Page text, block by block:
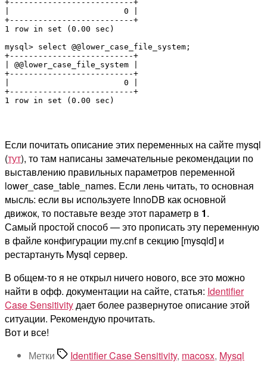
+--------------------------+
|                        0 |
+--------------------------+
1 row in set (0.00 sec)
mysql> select @@lower_case_file_system;
+--------------------------+
| @@lower_case_file_system |
+--------------------------+
|                        0 |
+--------------------------+
1 row in set (0.00 sec)
Если почитать описание этих переменных на сайте mysql
(тут), то там написаны замечательные рекомендации по
выставлению правильных параметров переменной
lower_case_table_names. Если лень читать, то основная
мысль: если вы используете InnoDB как основной
движок, то поставьте везде этот параметр в 1.
Самый простой способ — это прописать эту переменную
в файле конфигурации my.cnf в секцию [mysqld] и
рестартануть Mysql сервер.
В общем-то я не открыл ничего нового, все это можно
найти в офф. документации на сайте, статья: Identifier
Case Sensitivity дает более развернутое описание этой
ситуации. Рекомендую прочитать.
Вот и все!
Метки
Identifier Case Sensitivity, macosx, Mysql